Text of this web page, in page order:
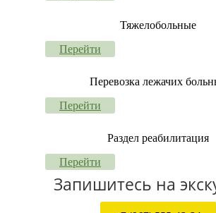
Тяжелобольные
Перейти
Перевозка лежачих
Перейти
Раздел реабилитация
Перейти
Запишитесь на